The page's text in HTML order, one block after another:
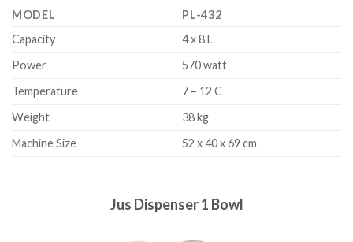
MODEL
PL-432
Capacity
4 x 8 L
Power
570 watt
Temperature
7 – 12 C
Weight
38 kg
Machine Size
52 x 40 x 69 cm
Jus Dispenser 1 Bowl